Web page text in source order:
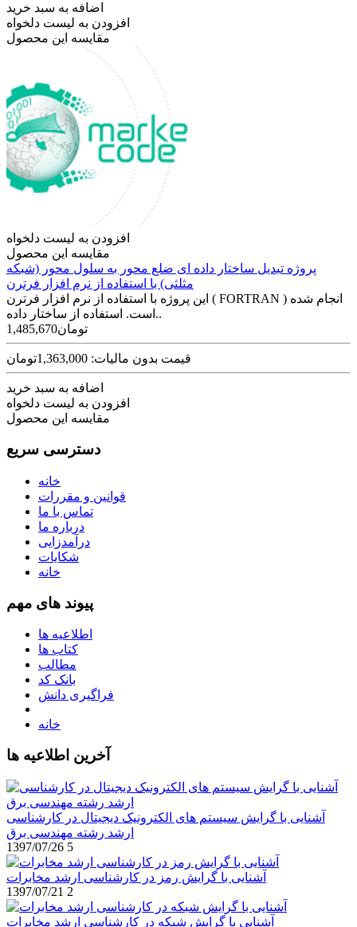
اضافه به سبد خرید
افزودن به لیست دلخواه
مقایسه این محصول
افزودن به لیست دلخواه
مقایسه این محصول
پروژه تبدیل ساختار داده ای ضلع محور به سلول محور (شبکه
مثلثی) با استفاده از نرم افزار فرترن
این پروژه با استفاده از نرم افزار فرترن ( FORTRAN ) انجام شده
است. استفاده از ساختار داده‌..
1,485,670تومان
قیمت بدون مالیات: 1,363,000تومان
اضافه به سبد خرید
افزودن به لیست دلخواه
مقایسه این محصول
دسترسی سریع
خانه
قوانین و مقررات
تماس با ما
درباره ما
درآمدزایی
شکایات
خانه
پیوند های مهم
اطلاعیه ها
کتاب ها
مطالب
بانک کد
فراگیری دانش
خانه
آخرین اطلاعیه ها
آشنایی با گرایش سیستم های الکترونیک دیجیتال در کارشناسی
ارشد رشته مهندسی برق
1397/07/26 5
آشنایی با گرایش رمز در کارشناسی ارشد مخابرات
1397/07/21 2
آشنایی با گرایش شبکه در کارشناسی ارشد مخابرات